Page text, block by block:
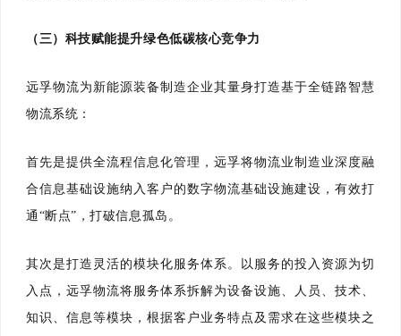
（三）科技赋能提升绿色低碳核心竞争力
远孚物流为新能源装备制造企业其量身打造基于全链路智慧
物流系统：
首先是提供全流程信息化管理，远孚将物流业制造业深度融
合信息基础设施纳入客户的数字物流基础设施建设，有效打
通“断点”，打破信息孤岛。
其次是打造灵活的模块化服务体系。以服务的投入资源为切
入点，远孚物流将服务体系拆解为设备设施、人员、技术、
知识、信息等模块，根据客户业务特点及需求在这些模块之